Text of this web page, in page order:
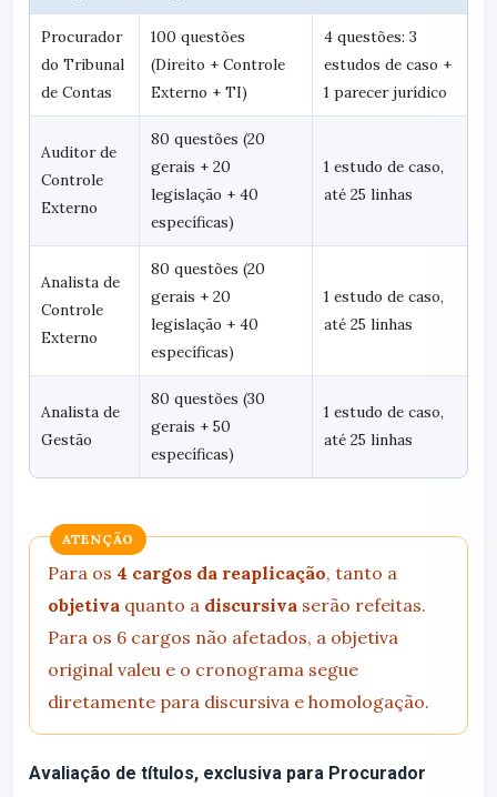
Procurador
do Tribunal
de Contas
100 questões
(Direito + Controle
Externo + TI)
4 questões: 3
estudos de caso +
1 parecer jurídico
Auditor de
Controle
Externo
80 questões (20
gerais + 20
legislação + 40
específicas)
1 estudo de caso,
até 25 linhas
Analista de
Controle
Externo
80 questões (20
gerais + 20
legislação + 40
específicas)
1 estudo de caso,
até 25 linhas
Analista de
Gestão
80 questões (30
gerais + 50
específicas)
1 estudo de caso,
até 25 linhas
ATENÇÃO
Para os 4 cargos da reaplicação, tanto a
objetiva quanto a discursiva serão refeitas.
Para os 6 cargos não afetados, a objetiva
original valeu e o cronograma segue
diretamente para discursiva e homologação.
Avaliação de títulos, exclusiva para Procurador